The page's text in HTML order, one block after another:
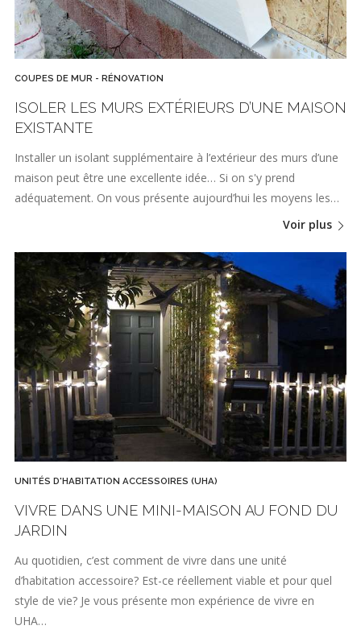
COUPES DE MUR - RÉNOVATION
ISOLER LES MURS EXTÉRIEURS D’UNE MAISON
EXISTANTE
Installer un isolant supplémentaire à l’extérieur des murs d’une
maison peut être une excellente idée… Si on s'y prend
adéquatement. On vous présente aujourd’hui les moyens les…
Voir plus
UNITÉS D'HABITATION ACCESSOIRES (UHA)
VIVRE DANS UNE MINI-MAISON AU FOND DU
JARDIN
Au quotidien, c’est comment de vivre dans une unité
d’habitation accessoire? Est-ce réellement viable et pour quel
style de vie? Je vous présente mon expérience de vivre en
UHA…